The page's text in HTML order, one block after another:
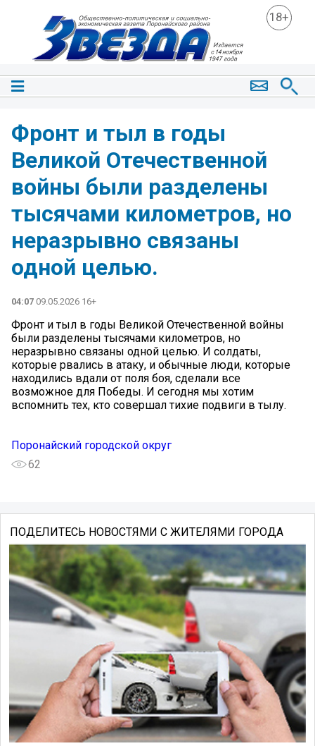
18+
Фронт и тыл в годы
Великой Отечественной
войны были разделены
тысячами километров, но
неразрывно связаны
одной целью.
04:07 09.05.2026 16+
Фронт и тыл в годы Великой Отечественной войны
были разделены тысячами километров, но
неразрывно связаны одной целью. И солдаты,
которые рвались в атаку, и обычные люди, которые
находились вдали от поля боя, сделали все
возможное для Победы. И сегодня мы хотим
вспомнить тех, кто совершал тихие подвиги в тылу.
Поронайский городской округ
62
ПОДЕЛИТЕСЬ НОВОСТЯМИ С ЖИТЕЛЯМИ ГОРОДА